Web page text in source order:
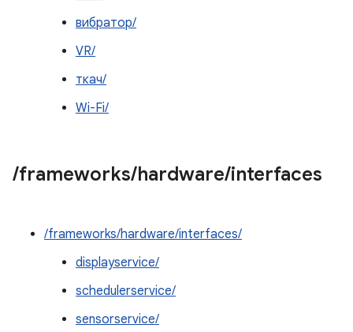
вибратор/
VR/
ткач/
Wi-Fi/
/frameworks/hardware/interfaces
/frameworks/hardware/interfaces/
displayservice/
schedulerservice/
sensorservice/